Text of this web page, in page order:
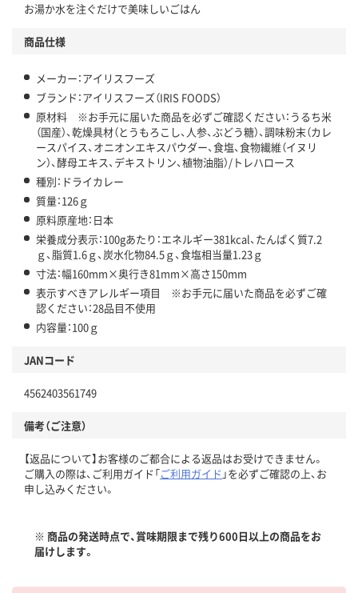
お湯か水を注ぐだけで美味しいごはん
商品仕様
メーカー：アイリスフーズ
ブランド：アイリスフーズ（IRIS FOODS）
原材料 ※お手元に届いた商品を必ずご確認ください：うるち米
（国産）、乾燥具材（とうもろこし、人参、ぶどう糖）、調味粉末（カレ
ースパイス、オニオンエキスパウダー、食塩、食物繊維（イヌリ
ン）、酵母エキス、デキストリン、植物油脂）/トレハロース
種別：ドライカレー
質量：126ｇ
原料原産地：日本
栄養成分表示：100gあたり：エネルギー381kcal、たんぱく質7.2
ｇ、脂質1.6ｇ、炭水化物84.5ｇ、食塩相当量1.23ｇ
寸法：幅160mm×奥行き81mm×高さ150mm
表示すべきアレルギー項目 ※お手元に届いた商品を必ずご確
認ください：28品目不使用
内容量：100ｇ
JANコード
4562403561749
備考（ご注意）
【返品について】お客様のご都合による返品はお受けできません。
ご購入の際は、ご利用ガイド「ご利用ガイド 」を必ずご確認の上、お
申し込みください。
※ 商品の発送時点で、賞味期限まで残り600日以上の商品をお
届けします。